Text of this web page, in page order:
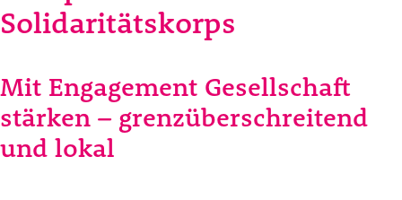
Solidaritätskorps
Mit Engagement Gesellschaft
stärken – grenzüberschreitend
und lokal